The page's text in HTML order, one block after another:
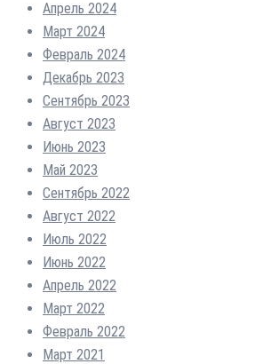
Апрель 2024
Март 2024
Февраль 2024
Декабрь 2023
Сентябрь 2023
Август 2023
Июнь 2023
Май 2023
Сентябрь 2022
Август 2022
Июль 2022
Июнь 2022
Апрель 2022
Март 2022
Февраль 2022
Март 2021